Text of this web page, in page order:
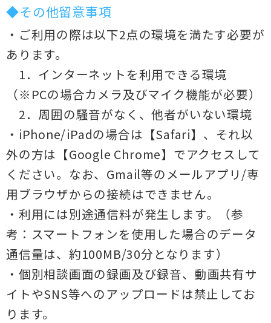
◆その他留意事項
・ご利用の際は以下2点の環境を満たす必要が
あります。
1．インターネットを利用できる環境
（※PCの場合カメラ及びマイク機能が必要）
2．周囲の騒音がなく、他者がいない環境
・iPhone/iPadの場合は【Safari】、それ以
外の方は【Google Chrome】でアクセスして
ください。なお、Gmail等のメールアプリ/専
用ブラウザからの接続はできません。
・利用には別途通信料が発生します。（参
考：スマートフォンを使用した場合のデータ
通信量は、約100MB/30分となります）
・個別相談画面の録画及び録音、動画共有サ
イトやSNS等へのアップロードは禁止してお
ります。